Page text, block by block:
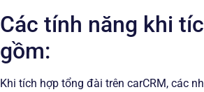
Các tính năng khi
gồm:
Khi tích hợp tổng đài trên carCRM, các